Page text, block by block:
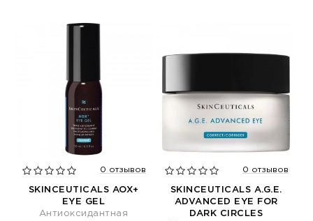
0 отзывов
SKINCEUTICALS AOX+
EYE GEL
Антиоксидантная
0 отзывов
SKINCEUTICALS A.G.E.
ADVANCED EYE FOR
DARK CIRCLES